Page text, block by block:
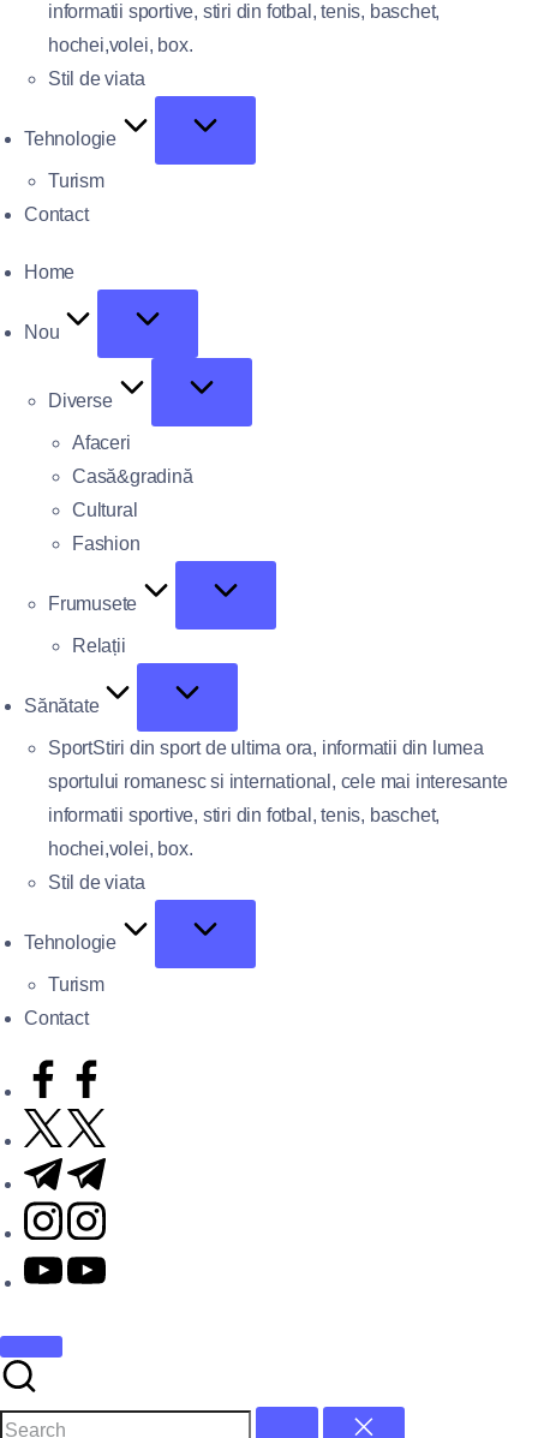
informatii sportive, stiri din fotbal, tenis, baschet,
hochei,volei, box.
Stil de viata
Tehnologie
Turism
Contact
Home
Nou
Diverse
Afaceri
Casă&gradină
Cultural
Fashion
Frumusete
Relații
Sănătate
SportStiri din sport de ultima ora, informatii din lumea
sportului romanesc si international, cele mai interesante
informatii sportive, stiri din fotbal, tenis, baschet,
hochei,volei, box.
Stil de viata
Tehnologie
Turism
Contact